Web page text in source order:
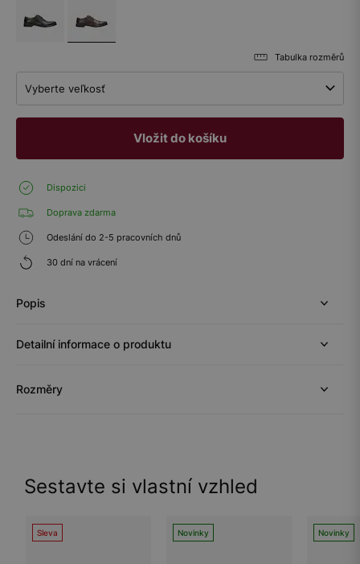
Tabulka rozměrů
Vyberte veľkosť
Vložit do košíku
Dispozici
Doprava zdarma
Odeslání do 2-5 pracovních dnů
30 dní na vrácení
Popis
Detailní informace o produktu
Rozměry
Sestavte si vlastní vzhled
Sleva Novinky Novinky